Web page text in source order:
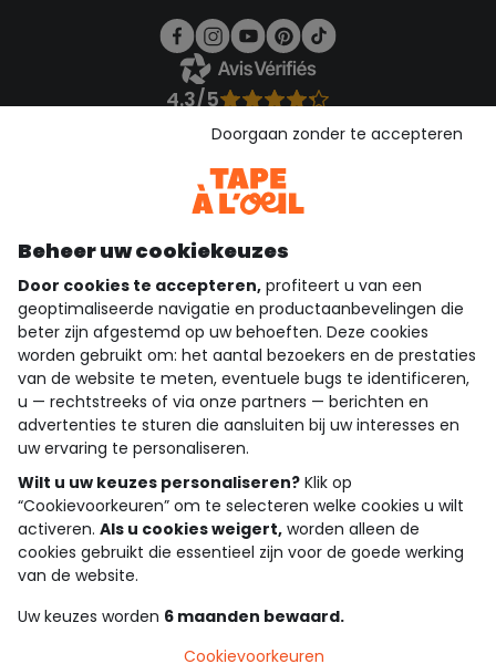
4.3/5
Bekijk de vertrouwensverklaring
Download onze applicatie
Ontdek onze applicatie
wie zijn we?
hulp nodig
loyalty club
onze catalogus
Algemene verkoop en gebruiksvoorwaarden
Privacybeleid
Cookies en persoonsgegevens
Beheer uw cookiekeuzes
Door cookies te accepteren, profiteert u van een
geoptimaliseerde navigatie en productaanbevelingen die
beter zijn afgestemd op uw behoeften. Deze cookies
worden gebruikt om: het aantal bezoekers en de prestaties
van de website te meten, eventuele bugs te identificeren,
u — rechtstreeks of via onze partners — berichten en
advertenties te sturen die aansluiten bij uw interesses en
uw ervaring te personaliseren.
Wilt u uw keuzes personaliseren? Klik op
“Cookievoorkeuren” om te selecteren welke cookies u wilt
activeren. Als u cookies weigert, worden alleen de
cookies gebruikt die essentieel zijn voor de goede werking
van de website.
Uw keuzes worden 6 maanden bewaard.
Doorgaan zonder te accepteren
Cookievoorkeuren